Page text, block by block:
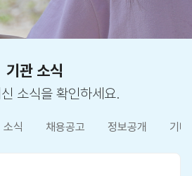
기관 소식
소식을 확인하세요.
소식 채용공고 정보공개 기타